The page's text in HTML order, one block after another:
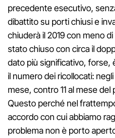
precedente esecutivo,
dibattito su porti chiusi e
chiuderà il 2019 con meno di
stato chiuso con circa il
dato più significativo, forse,
il numero dei ricollocati:
mese, contro 11 al mese
Questo perché nel
accordo con cui abbiamo
problema non è porto